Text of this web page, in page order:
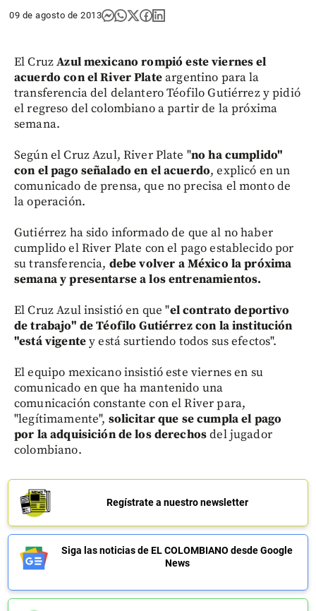
09 de agosto de 2013
El CruzAzul mexicano rompió este viernes el
acuerdo con el River Plateargentino para la
transferencia del delantero Téofilo Gutiérrez y pidió
el regreso del colombiano a partir de la próxima
semana.
Según el Cruz Azul, River Plate "no ha cumplido"
con el pago señalado en el acuerdo, explicó en un
comunicado de prensa, que no precisa el monto de
la operación.
Gutiérrez ha sido informado de que al no haber
cumplido el River Plate con el pago establecido por
su transferencia, debe volver a México la próxima
semana y presentarse a los entrenamientos.
El Cruz Azul insistió en que "el contrato deportivo
de trabajo" de Téofilo Gutiérrez con la institución
"está vigentey está surtiendo todos sus efectos".
El equipo mexicano insistió este viernes en su
comunicado en que ha mantenido una
comunicación constante con el River para,
"legítimamente", solicitar que se cumpla el pago
por la adquisición de los derechosdel jugador
colombiano.
Regístrate a nuestro newsletter
Siga las noticias de EL COLOMBIANO desde Google
News